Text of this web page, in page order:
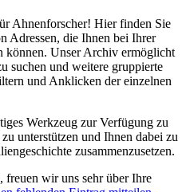
Ahnenforscher! Hier finden Sie
Adressen, die Ihnen bei Ihrer
können. Unser Archiv ermöglicht
suchen und weitere gruppierte
und Anklicken der einzelnen
Werkzeug zur Verfügung zu
unterstützen und Ihnen dabei zu
zusammenzusetzen.
freuen wir uns sehr über Ihre